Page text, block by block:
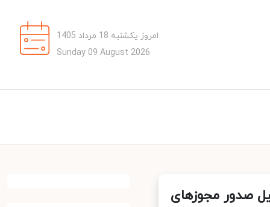
امروز یکشنبه 18 مرداد 1405
Sunday 09 August 2026
صدور مجوزهای